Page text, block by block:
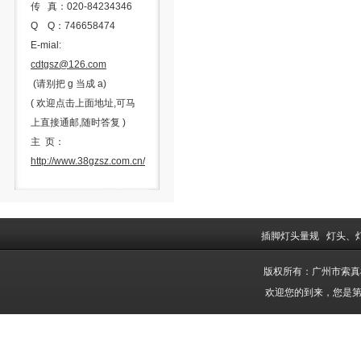
传 真：020-84234346
Q Q：746658474
E-mial:
cdtgsz@126.com
(请别把 g 当成 a)
( 欢迎点击上面地址,可马
上直接通邮,随时答复 )
主 页：
http://www.38gzsz.com.cn/
插脚灯头量规 灯头、
版权所有：广州市索
欢迎您的到来，您是第